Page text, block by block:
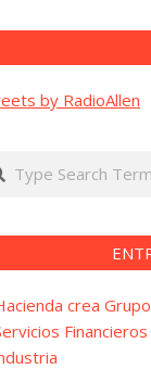
by RadioAllen
crea